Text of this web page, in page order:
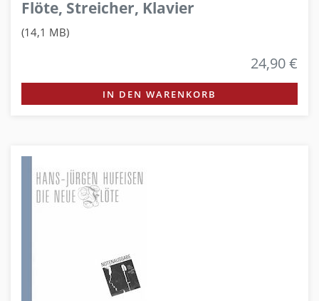
Flöte, Streicher, Klavier
(14,1 MB)
24,90 €
IN DEN WARENKORB